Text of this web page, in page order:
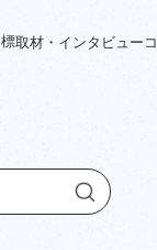
標取材 ・ インタ ビュ ーコ